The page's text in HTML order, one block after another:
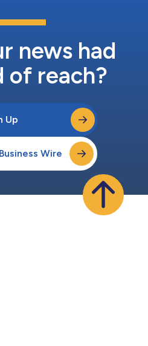
news had
of reach?
Up
Wire